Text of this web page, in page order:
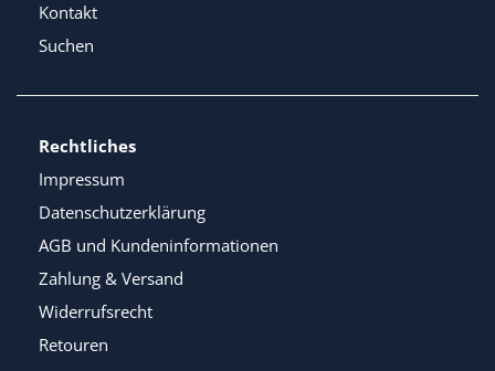
Kontakt
Suchen
Rechtliches
Impressum
Datenschutzerklärung
AGB und Kundeninformationen
Zahlung & Versand
Widerrufsrecht
Retouren